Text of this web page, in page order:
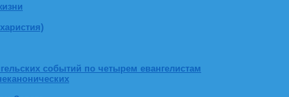
событий по четырем евангелистам